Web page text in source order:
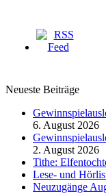
Neueste Beiträge
6. August 2026
2. August 2026
Tithe:
Lese- und
Neuzugänge